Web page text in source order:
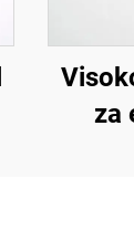
za